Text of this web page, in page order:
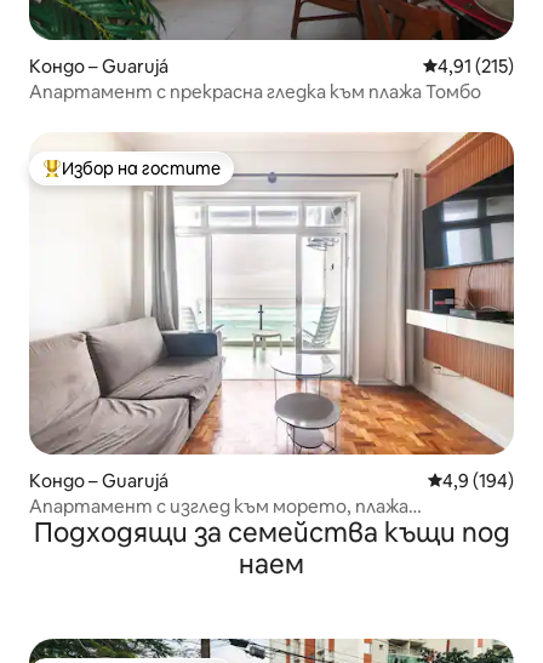
Кондо – Guarujá Средна
4,91 (215)
Апартамент с прекрасна гледка към плажа Томбо
Най-популярен избор на гостите
Избор на гостите
Кондо – Guarujá Средна
4,9 (194)
Апартамент с изглед към морето, плажа
Pitangueiras.
Подходящи за семейства къщи под
наем